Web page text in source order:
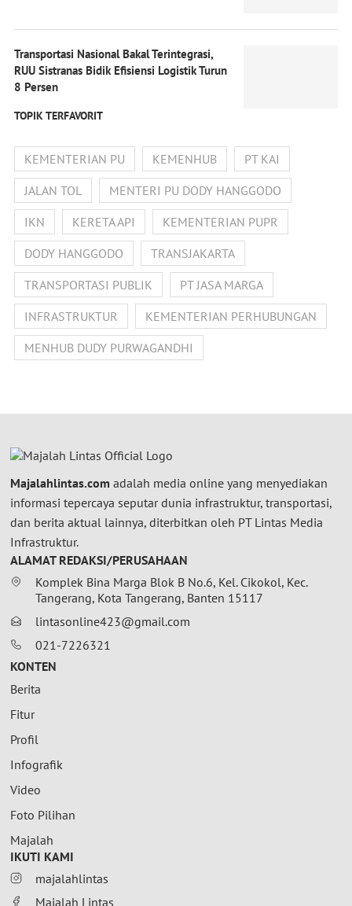
Transportasi Nasional Bakal Terintegrasi,
RUU Sistranas Bidik Efisiensi Logistik Turun
8 Persen
TOPIK TERFAVORIT
KEMENTERIAN PU KEMENHUB
PT KAI
JALAN TOL
MENTERI PU DODY HANGGODO
IKN
KERETA API
KEMENTERIAN PUPR
DODY HANGGODO
TRANSJAKARTA
TRANSPORTASI PUBLIK
PT JASA MARGA
INFRASTRUKTUR
KEMENTERIAN PERHUBUNGAN
MENHUB DUDY PURWAGANDHI
Majalahlintas.com adalah media online yang menyediakan
informasi tepercaya seputar dunia infrastruktur, transportasi,
dan berita aktual lainnya, diterbitkan oleh PT Lintas Media
Infrastruktur.
ALAMAT REDAKSI/PERUSAHAAN
Komplek Bina Marga Blok B No.6, Kel. Cikokol, Kec.
Tangerang, Kota Tangerang, Banten 15117
lintasonline423@gmail.com
021-7226321
KONTEN
Berita
Fitur
Profil
Infografik
Video
Foto Pilihan
Majalah
IKUTI KAMI
majalahlintas
Majalah Lintas